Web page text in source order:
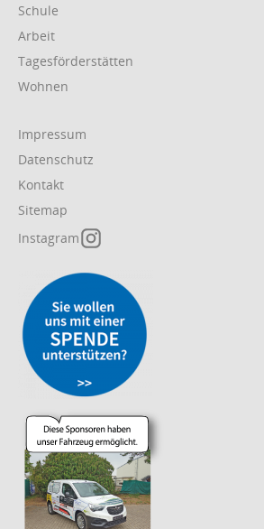
überspringen
Schule
Arbeit
Tagesförderstätten
Wohnen
überspringen
Impressum
Datenschutz
Kontakt
Sitemap
Instagram